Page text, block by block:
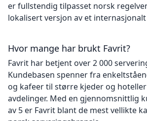
er fullstendig tilpasset norsk
lokalisert versjon av et
Hvor mange har brukt Favrit?
Favrit har betjent over 2 000
Kundebasen spenner fra
og kafeer til større kjeder og
avdelinger. Med en gjennomsnittlig
av 5 er Favrit blant de mest vellikte